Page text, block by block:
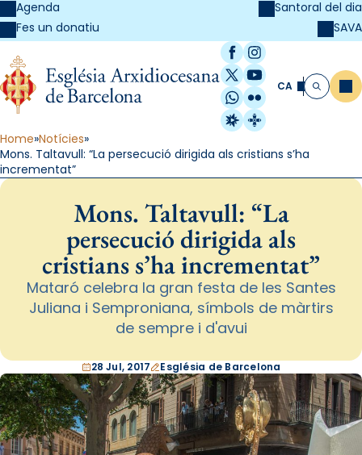
Agenda
Fes un donatiu
Santoral del dia
SAVA
Facebook
Instagram
X / Twitter
YouTube
WhatsApp
Flickr
Radio Estel
Catalunya
CA Cerca
Home Notícies
Mons. Taltavull: “La persecució dirigida als cristians s’ha
incrementat”
Mons. Taltavull: “La
persecució dirigida als
cristians s’ha incrementat”
Mataró celebra la gran festa de les Santes
Juliana i Semproniana, símbols de màrtirs
de sempre i d'avui
28 Jul, 2017 Església de Barcelona